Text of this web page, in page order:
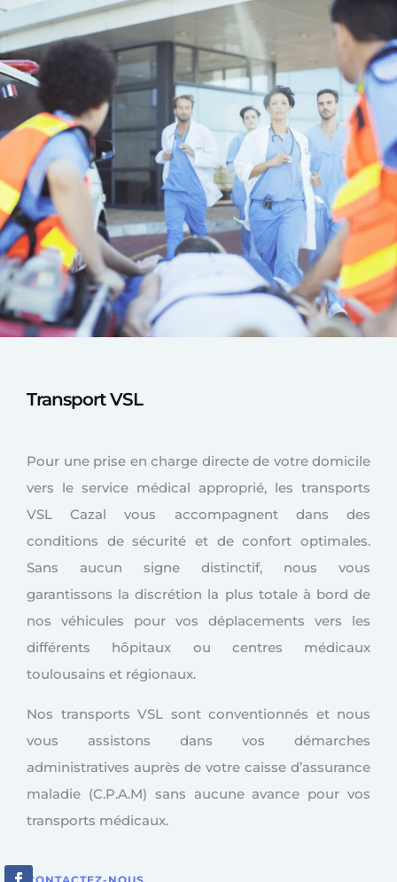
Transport VSL
Pour une prise en charge directe de votre domicile
vers le service médical approprié, les transports
VSL Cazal vous accompagnent dans des
conditions de sécurité et de confort optimales.
Sans aucun signe distinctif, nous vous
garantissons la discrétion la plus totale à bord de
nos véhicules pour vos déplacements vers les
différents hôpitaux ou centres médicaux
toulousains et régionaux.
Nos transports VSL sont conventionnés et nous
vous assistons dans vos démarches
administratives auprès de votre caisse d’assurance
maladie (C.P.A.M) sans aucune avance pour vos
transports médicaux.